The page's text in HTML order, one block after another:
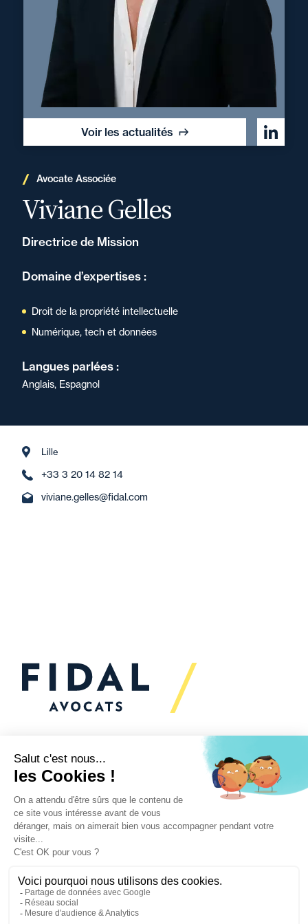
Voir les actualités
Avocate Associée
Viviane Gelles
Directrice de Mission
Domaine d’expertises :
Droit de la propriété intellectuelle
Numérique, tech et données
Langues parlées :
Anglais, Espagnol
Lille
+33 3 20 14 82 14
viviane.gelles@fidal.com
Vous souhaitez échanger
avec nous ?
Nous sommes
à votre écoute
Vos enjeux
Nos expertises
Secteurs